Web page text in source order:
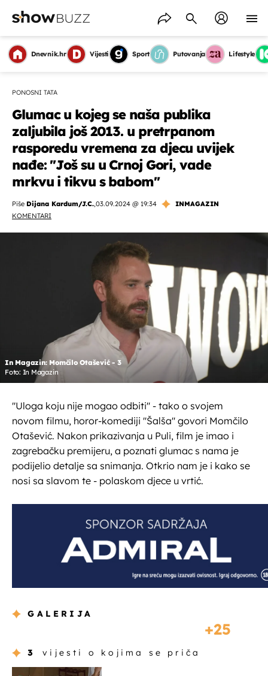
Dnevnik.hr Vijesti Sport Putovanja Lifestyle
PONOSNI TATA
Glumac u kojeg se naša publika
zaljubila još 2013. u pretrpanom
rasporedu vremena za djecu uvijek
nađe: ''Još su u Crnoj Gori, vade
mrkvu i tikvu s babom''
Piše Dijana Kardum/J.C.,03.09.2024 @ 19:34
INMAGAZIN
KOMENTARI
In Magazin: Momčilo Otašević - 3
Foto: In Magazin
''Uloga koju nije mogao odbiti'' - tako o svojem
novom filmu, horor-komediji ''Šalša'' govori Momčilo
Otašević. Nakon prikazivanja u Puli, film je imao i
zagrebačku premijeru, a poznati glumac s nama je
podijelio detalje sa snimanja. Otkrio nam je i kako se
nosi sa slavom te - polaskom djece u vrtić.
GALERIJA
25
3 vijesti o kojima se priča
OMOGUĆI OBAVIJESTI